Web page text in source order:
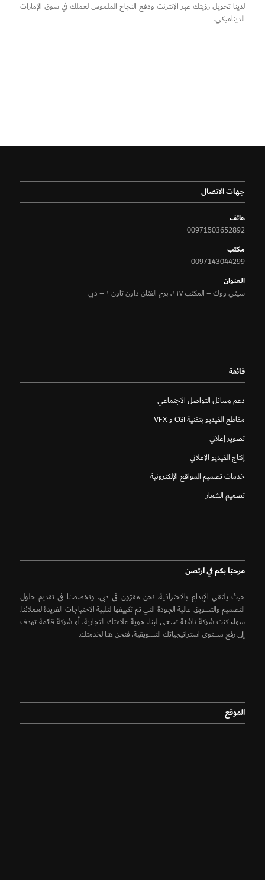
لدينا تحويل رؤيتك عبر الإنترنت ودفع النجاح الملموس لعملك في سوق الإمارات
الديناميكي.
جهات الاتصال
هاتف
00971503652892
مكتب
0097143044299
الـعنوان
سيتي ووك – المكتب ١١٧، برج الفتان داون تاون ١ – دبي
قائمة
دعم وسائل التواصل الاجتماعي
مقاطع الفيديو بتقنية CGI و VFX
تصوير إعلاني
إنتاج الفيديو الإعلاني
خدمات تصميم المواقع الإلكترونية
تصميم الشعار
مرحبًا بكم في ارتصن
حيث يلتقي الإبداع بالاحترافية. نحن مقرّون في دبي، وتخصصنا في تقديم حلول
التصميم والتسويق عالية الجودة التي تم تكييفها لتلبية الاحتياجات الفريدة لعملائنا.
سواء كنت شركة ناشئة تسعى لبناء هوية علامتك التجارية، أو شركة قائمة تهدف
إلى رفع مستوى استراتيجياتك التسويقية، فنحن هنا لخدمتك.
الموقع